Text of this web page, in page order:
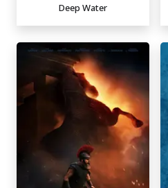
Deep Water